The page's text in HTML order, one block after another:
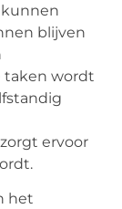
blijven
taken wordt
ervoor
het